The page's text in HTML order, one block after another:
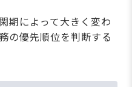
期によって大きく変わ
の優先順位を判断する